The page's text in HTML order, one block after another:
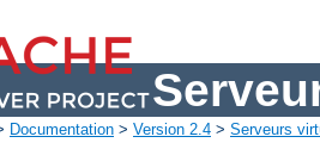
Documentation > Version 2.4 > Serveurs